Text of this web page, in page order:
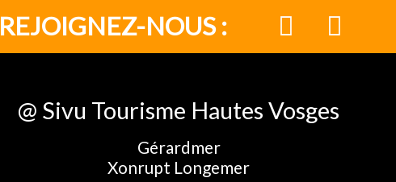
REJOIGNEZ-NOUS :
@ Sivu Tourisme Hautes Vosges
Gérardmer
Xonrupt Longemer